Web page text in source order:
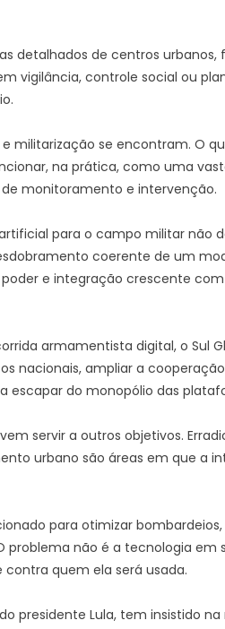
detalhados de centros
vigilância, controle social ou
militarização se encontram. O
na prática, como uma
monitoramento e intervenção.
para o campo militar não
coerente de um
e integração crescente
armamentista digital, o Sul
nacionais, ampliar a
escapar do monopólio das
servir a outros objetivos.
urbano são áreas em que a
para otimizar
problema não é a tecnologia
quem ela será usada.
presidente Lula, tem insistido